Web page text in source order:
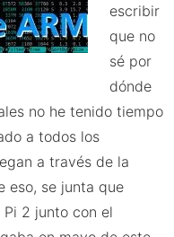
escribir
que no
sé por
dónde
no he tenido tiempo
a todos los
a través de la
eso, se junta que
2 junto con el